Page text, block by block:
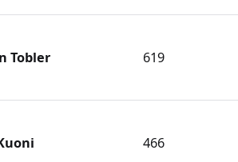
Tobler 619
466